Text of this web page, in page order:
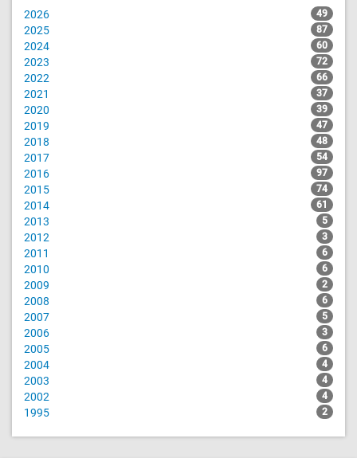
2026 49
2025 87
2024 60
2023 72
2022 66
2021 37
2020 39
2019 47
2018 48
2017 54
2016 97
2015 74
2014 61
2013 5
2012 3
2011 6
2010 6
2009 2
2008 6
2007 5
2006 3
2005 6
2004 4
2003 4
2002 4
1995 2